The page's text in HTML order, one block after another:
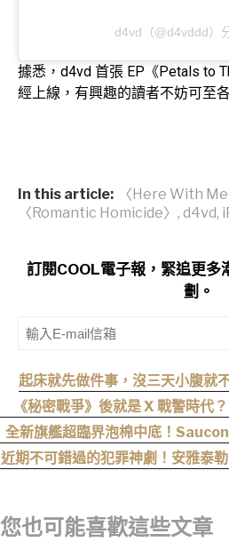
d4vd（@d4vddd）
據悉，d4vd 首張 EP《Petals to
經上線，有興趣的讀者不妨可至
In this article: 〈Here With Me
〈Romantic Homicide〉 , d4vd,
訂閱COOL電子報，緊追更多
劃。
起床就先做件事，沒三天小腹就
《秘密戰爭》後就是 X 戰警時代
司、上映時間與最
全新旗艦超臨界泡棉中底！
款發布
近期不可錯過的犯罪神劇！安雅泰
您也可能喜歡這些文章